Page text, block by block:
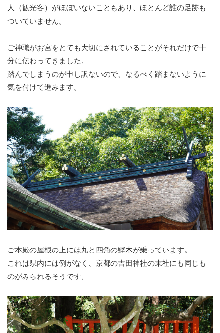
人（観光客）がほぼいないこともあり、ほとんど誰の足跡も
ついていません。
ご神職がお宮をとても大切にされていることがそれだけで十
分に伝わってきました。
踏んでしまうのが申し訳ないので、なるべく踏まないように
気を付けて進みます。
ご本殿の屋根の上には丸と四角の鰹木が乗っています。
これは県内には例がなく、京都の吉田神社の末社にも同じも
のがみられるそうです。